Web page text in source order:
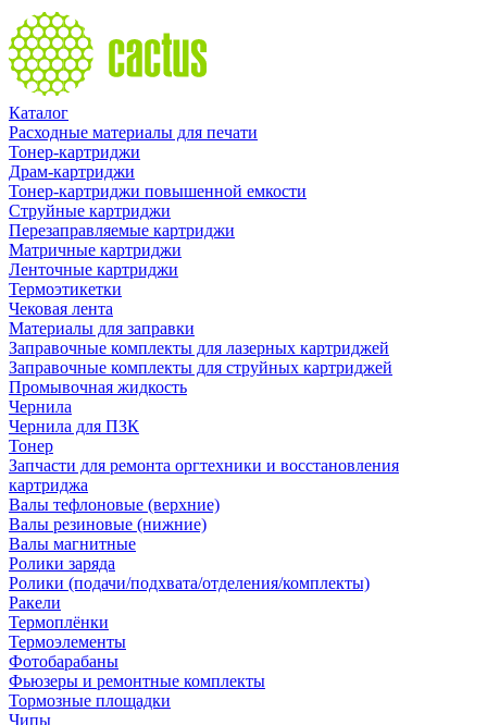
Каталог
Расходные материалы для печати
Тонер-картриджи
Драм-картриджи
Тонер-картриджи повышенной емкости
Струйные картриджи
Перезаправляемые картриджи
Матричные картриджи
Ленточные картриджи
Термоэтикетки
Чековая лента
Материалы для заправки
Заправочные комплекты для лазерных картриджей
Заправочные комплекты для струйных картриджей
Промывочная жидкость
Чернила
Чернила для ПЗК
Тонер
Запчасти для ремонта оргтехники и восстановления
картриджа
Валы тефлоновые (верхние)
Валы резиновые (нижние)
Валы магнитные
Ролики заряда
Ролики (подачи/подхвата/отделения/комплекты)
Ракели
Термоплёнки
Термоэлементы
Фотобарабаны
Фьюзеры и ремонтные комплекты
Тормозные площадки
Чипы